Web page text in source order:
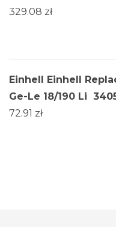
329.08 zł
Einhell Einhell
Ge-Le 18/190 Li
72.91 zł